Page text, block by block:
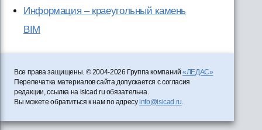
Информация – краеугольный камень
ВІМ
Все права защищены. © 2004-2026 Группа компаний«ЛЕДАС»
Перепечатка материалов сайта допускается с согласия
редакции, ссылка на isicad.ru обязательна.
Вы можете обратиться к нам по адресуinfo@isicad.ru